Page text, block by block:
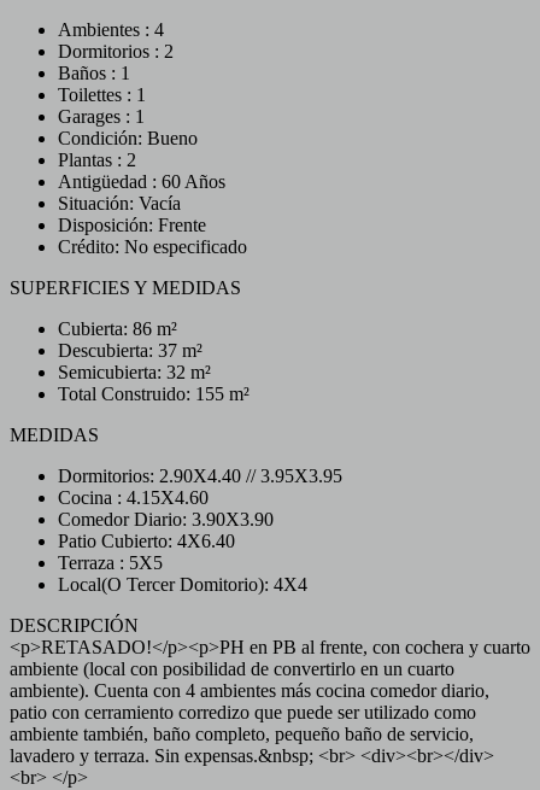
Ambientes : 4
Dormitorios : 2
Baños : 1
Toilettes : 1
Garages : 1
Condición: Bueno
Plantas : 2
Antigüedad : 60 Años
Situación: Vacía
Disposición: Frente
Crédito: No especificado
SUPERFICIES Y MEDIDAS
Cubierta: 86 m²
Descubierta: 37 m²
Semicubierta: 32 m²
Total Construido: 155 m²
MEDIDAS
Dormitorios: 2.90X4.40 // 3.95X3.95
Cocina : 4.15X4.60
Comedor Diario: 3.90X3.90
Patio Cubierto: 4X6.40
Terraza : 5X5
Local(O Tercer Domitorio): 4X4
DESCRIPCIÓN
<p>RETASADO!</p><p>PH en PB al frente, con cochera y cuarto
ambiente (local con posibilidad de convertirlo en un cuarto
ambiente). Cuenta con 4 ambientes más cocina comedor diario,
patio con cerramiento corredizo que puede ser utilizado como
ambiente también, baño completo, pequeño baño de servicio,
lavadero y terraza. Sin expensas.&nbsp; <br> <div><br></div>
<br> </p>